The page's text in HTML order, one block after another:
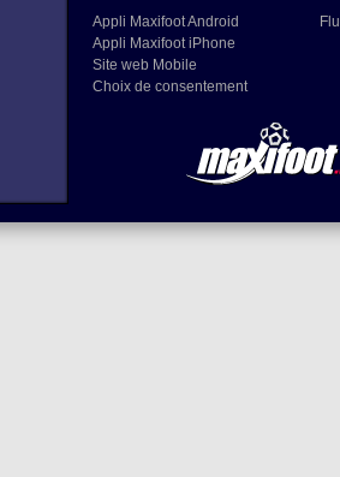
Appli Maxifoot Android
Appli Maxifoot iPhone
Site web Mobile
Choix de consentement